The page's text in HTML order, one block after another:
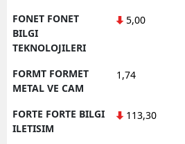
FONET FONET
BILGI
TEKNOLOJILERI
5,00
FORMT FORMET
METAL VE CAM
1,74
FORTE FORTE BILGI
ILETISIM
113,30